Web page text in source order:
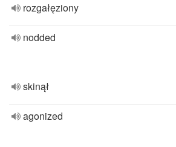
rozgałęziony
nodded
skinął
agonized